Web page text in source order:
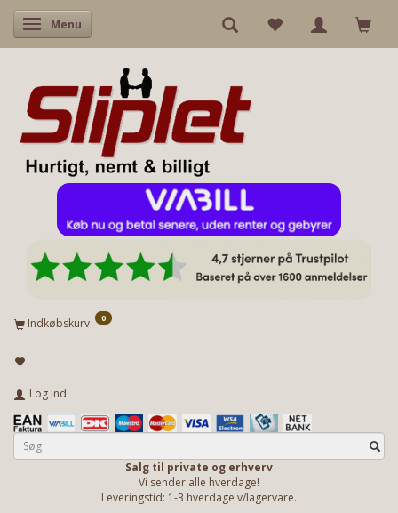
Skifte navigation
Menu
Indkøbskurv 0
Log ind
Salg til private og erhverv
Vi sender alle hverdage!
Leveringstid: 1-3 hverdage v/lagervare.